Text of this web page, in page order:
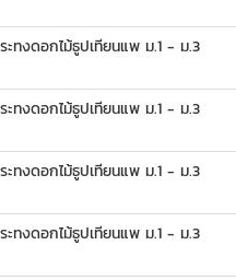
ทงดอกไม้ธูปเทียนแพ ม.1 - ม.3
ทงดอกไม้ธูปเทียนแพ ม.1 - ม.3
ทงดอกไม้ธูปเทียนแพ ม.1 - ม.3
ทงดอกไม้ธูปเทียนแพ ม.1 - ม.3